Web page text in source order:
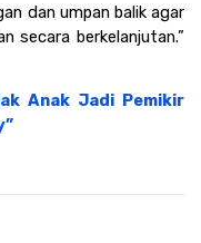
dan umpan balik agar
secara berkelanjutan.”
Anak Jadi Pemikir